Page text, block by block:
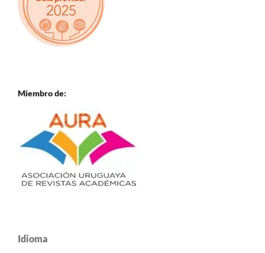
Miembro de:
Idioma